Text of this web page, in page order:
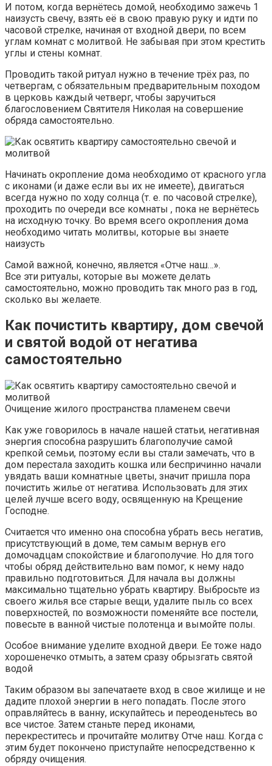
И потом, когда вернётесь домой, необходимо зажечь 1
наизусть свечу, взять её в свою правую руку и идти по
часовой стрелке, начиная от входной двери, по всем
углам комнат с молитвой. Не забывая при этом крестить
углы и стены комнат.
Проводить такой ритуал нужно в течение трёх раз, по
четвергам, с обязательным предварительным походом
в церковь каждый четверг, чтобы заручиться
благословением Святителя Николая на совершение
обряда самостоятельно.
Начинать окропление дома необходимо от красного угла
с иконами (и даже если вы их не имеете), двигаться
всегда нужно по ходу солнца (т. е. по часовой стрелке),
проходить по очереди все комнаты , пока не вернётесь
на исходную точку. Во время всего окропления дома
необходимо читать молитвы, которые вы знаете
наизусть
Самой важной, конечно, является «Отче наш…».
Все эти ритуалы, которые вы можете делать
самостоятельно, можно проводить так много раз в год,
сколько вы желаете.
Как почистить квартиру, дом свечой
и святой водой от негатива
самостоятельно
Очищение жилого пространства пламенем свечи
Как уже говорилось в начале нашей статьи, негативная
энергия способна разрушить благополучие самой
крепкой семьи, поэтому если вы стали замечать, что в
дом перестала заходить кошка или беспричинно начали
увядать ваши комнатные цветы, значит пришла пора
почистить жилье от негатива. Использовать для этих
целей лучше всего воду, освященную на Крещение
Господне.
Считается что именно она способна убрать весь негатив,
присутствующий в доме, тем самым вернув его
домочадцам спокойствие и благополучие. Но для того
чтобы обряд действительно вам помог, к нему надо
правильно подготовиться. Для начала вы должны
максимально тщательно убрать квартиру. Выбросьте из
своего жилья все старые вещи, удалите пыль со всех
поверхностей, по возможности поменяйте все постели,
повесьте в ванной чистые полотенца и вымойте полы.
Особое внимание уделите входной двери. Ее тоже надо
хорошенечко отмыть, а затем сразу обрызгать святой
водой
Таким образом вы запечатаете вход в свое жилище и не
дадите плохой энергии в него попадать. После этого
оправляйтесь в ванну, искупайтесь и переоденьтесь во
все чистое. Затем станьте перед иконами,
перекреститесь и прочитайте молитву Отче наш. Когда с
этим будет покончено приступайте непосредственно к
обряду очищения.